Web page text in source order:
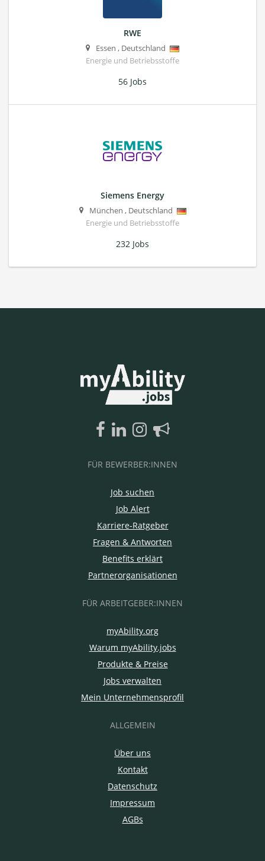
RWE
Essen , Deutschland
Energie und Betriebsstoffe
56 Jobs
Siemens Energy
München , Deutschland
Energie und Betriebsstoffe
232 Jobs
FÜR BEWERBER:INNEN
Job suchen
Job Alert
Karriere-Ratgeber
Fragen & Antworten
Benefits erklärt
Partnerorganisationen
FÜR ARBEITGEBER:INNEN
myAbility.org
Warum myAbility.jobs
Produkte & Preise
Jobs verwalten
Mein Unternehmensprofil
ALLGEMEIN
Über uns
Kontakt
Datenschutz
Impressum
AGBs